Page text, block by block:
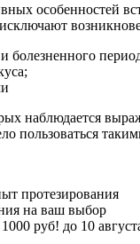
особенностей
болезненного
наблюдается
пользоваться
протезирования
на ваш выбор
руб! до 10